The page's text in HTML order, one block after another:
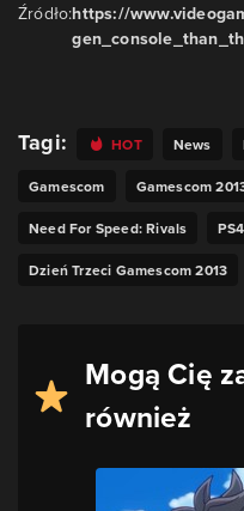
Źródło:https://
Tagi: HOT News
Gamescom
Gamescom
Need For Speed: Rivals
Dzień Trzeci Gamescom 2013
Mogą Cię
również